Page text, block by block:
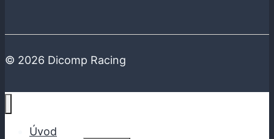
© 2026 Dicomp Racing
Úvod